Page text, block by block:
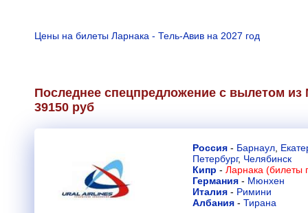
Цены на билеты Ларнака - Тель-Авив на 2027 год
Последнее спецпредложение с вылетом
39150 руб
Россия - Барнаул
Петербург, Челябинск
Кипр - Ларнака (билеты
Германия - Мюнхен
Италия - Римини
Албания - Тирана